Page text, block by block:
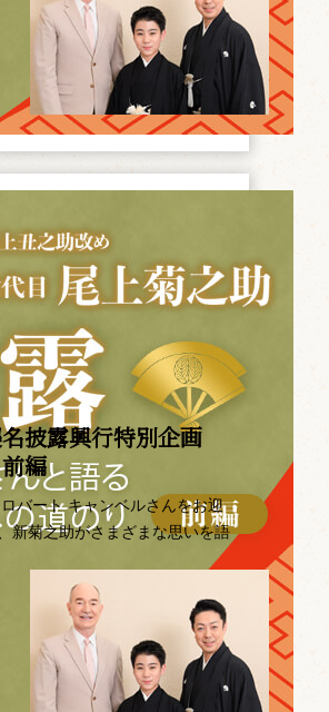
露興行特別企画 ――
編
バート キャンベルさんをお迎
新菊之助がさまざまな思いを語